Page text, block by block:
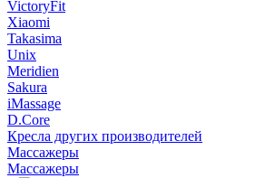
VictoryFit
Xiaomi
Takasima
Unix
Meridien
Sakura
iMassage
D.Core
Кресла других производителей
Массажеры
Массажеры